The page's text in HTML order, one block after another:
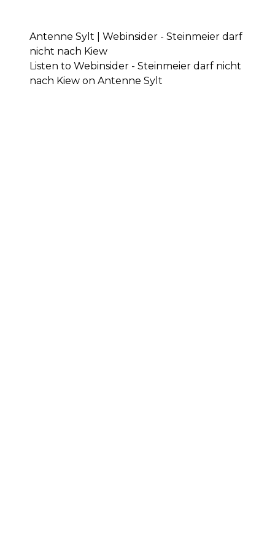
Antenne Sylt | Webinsider - Steinmeier darf
nicht nach Kiew
Listen to Webinsider - Steinmeier darf nicht
nach Kiew on Antenne Sylt